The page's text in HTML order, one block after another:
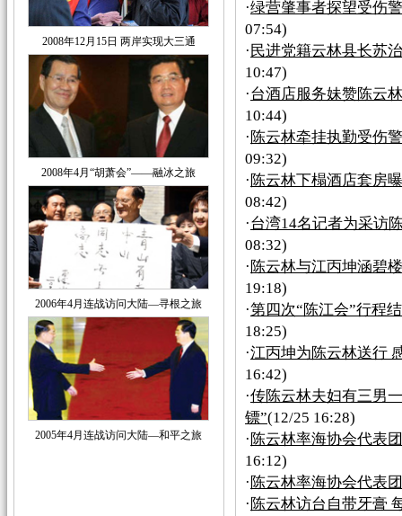
2008年12月15日 两岸实现大三通
2008年4月“胡萧会”——融冰之旅
2006年4月连战访问大陆—寻根之旅
2005年4月连战访问大陆—和平之旅
·绿营肇事者探望受伤
07:54)
· 民进党籍云林县长苏
10:47)
·台酒店服务妹赞陈云
10:44)
· 陈云林牵挂执勤受伤
09:32)
· 陈云林下榻酒店套房
08:42)
·台湾14名记者为采访
08:32)
· 陈云林与江丙坤涵碧
19:18)
·第四次“陈江会”行程
18:25)
·江丙坤为陈云林送行
16:42)
·传陈云林夫妇有三男
镖”(12/25 16:28)
· 陈云林率海协会代表
16:12)
· 陈云林率海协会代表
· 陈云林访台自带牙膏